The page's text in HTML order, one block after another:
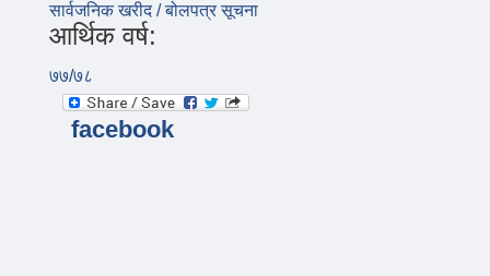
सार्वजनिक खरीद / बोलपत्र सूचना
आर्थिक वर्ष:
७७/७८
facebook